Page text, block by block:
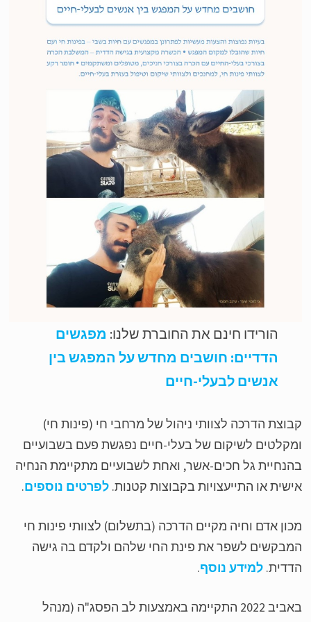
הורידו חינם את החוברת שלנו:מפגשים
הדדיים: חושבים מחדש על המפגש בין
אנשים לבעלי-חיים
הדרכה לצוותי ניהול של מרחבי חי (פינות חי)
לשיקום של בעלי-חיים נפגשת פעם בשבועיים
גל חכים-אשר, ואחת לשבועיים מתקיימת הנחיה
או התייעצויות בקבוצות קטנות.לפרטים נוספים.
אדם וחיה מקיים הדרכה (בתשלום) לצוותי פינות חי
לשפר את פינת החי שלהם ולקדם בה גישה
למידע נוסף.
באביב 2022 התקיימה באמצעות לב הפסג"ה (מנהל